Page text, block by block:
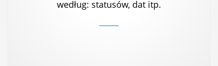
według: statusów, dat itp.